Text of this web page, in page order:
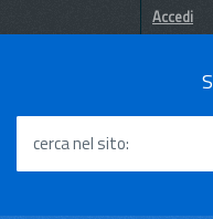
Accedi
cerca nel sito